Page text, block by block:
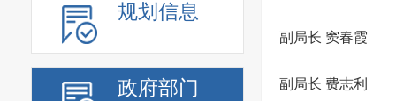
规划信息
政府部门
副局长 窦春霞
副局长 费志利